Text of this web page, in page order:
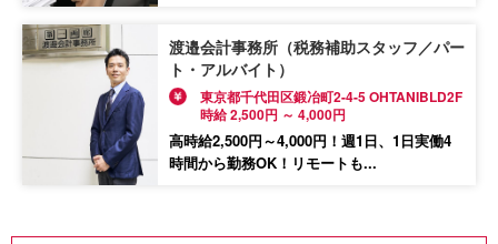
渡邉会計事務所（税務補助スタッフ／パー
ト・アルバイト）
東京都千代田区鍛冶町2-4-5 OHTANIBLD2F
時給 2,500円 ～ 4,000円
高時給2,500円～4,000円！週1日、1日実働4
時間から勤務OK！リモートも...